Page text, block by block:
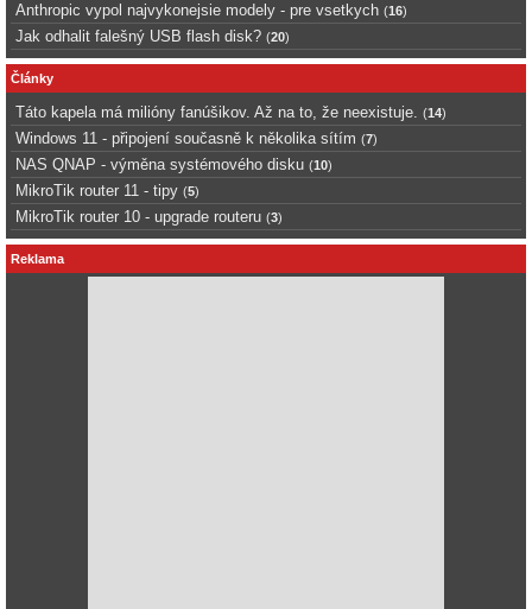
Anthropic vypol najvykonejsie modely - pre vsetkych (16)
Jak odhalit falešný USB flash disk? (20)
Články
Táto kapela má milióny fanúšikov. Až na to, že neexistuje. (14)
Windows 11 - připojení současně k několika sítím (7)
NAS QNAP - výměna systémového disku (10)
MikroTik router 11 - tipy (5)
MikroTik router 10 - upgrade routeru (3)
Reklama